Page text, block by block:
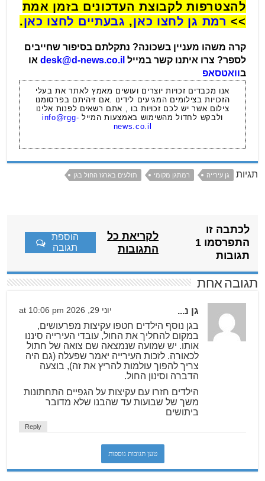
להצטרפות לקבוצת העדכונים בזמן אמת
>> רמת גן לחצו כאן, גבעתיים לחצו כאן.
קרה משהו מעניין בשכונה? נתקלתם בסיפור שחייבים
לספר? צרו איתנו קשר במייל desk@d-news.co.il או
בוואטסאפ
אנו מכבדים זכויות יוצרים ועושים מאמץ לאתר את בעלי
הזכויות בצילומים המגיעים לידינו .אם זיהיתם בפרסומנו
צילום אשר יש לכם זכויות בו , אתם רשאים לפנות אלינו
ולבקש לחדול מהשימוש באמצעות המייל info@rgg-
news.co.il
תגיות גן עירייה רמתגן מקומי תולעים בארגז החול בגן
לכתבה זו
התפרסמו 1
תגובות
לקריאת כל
התגובות
הוספת
תגובה
תגובה אחת
גן נ... יוני 29, 2026 at 10:06 pm
בגן נוסף הילדים חטפו עקיצות מפרעושים,
במקום להחליך את החול, עובדי העירייה סיננו
אותו. יש שמועה שנמצאה שם צואה של חתול
לכאורה. לזכות העירייה יאמר שפעלה (גם היה
צריך להפוך עולמות להריץ את זה), בוצעה
הדברה וסינון החול.
הילדים חזרו עם עקיצות על הגפיים התחתונות
משך של שבועות עד שהבנו שלא מדובר
ביתושים
Reply
טען תגובות נוספות